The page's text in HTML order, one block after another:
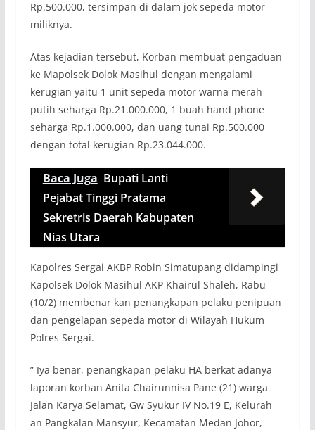
Rp.500.000, tersimpan di dalam jok sepeda motor
miliknya.
Atas kejadian tersebut, Korban membuat pengaduan
ke Mapolsek Dolok Masihul dengan mengalami
kerugian yaitu 1 unit sepeda motor warna merah
putih seharga Rp.21.000.000, 1 buah hand phone
seharga Rp.1.000.000, dan uang tunai Rp.500.000
dengan total kerugian Rp.23.044.000.
Baca Juga Bupati Lanti
Pejabat Tinggi Pratama
Sekretris Daerah Kabupaten
Nias Utara
Kapolres Sergai AKBP Robin Simatupang didampingi
Kapolsek Dolok Masihul AKP Khairul Shaleh, Rabu
(10/2) membenar kan penangkapan pelaku penipuan
dan pengelapan sepeda motor di Wilayah Hukum
Polres Sergai.
” Iya benar, penangkapan pelaku HA berkat adanya
laporan korban Anita Chairunnisa Pane (21) warga
Jalan Karya Selamat, Gw Syukur IV No.19 E, Kelurah
an Pangkalan Mansyur, Kecamatan Medan Johor,